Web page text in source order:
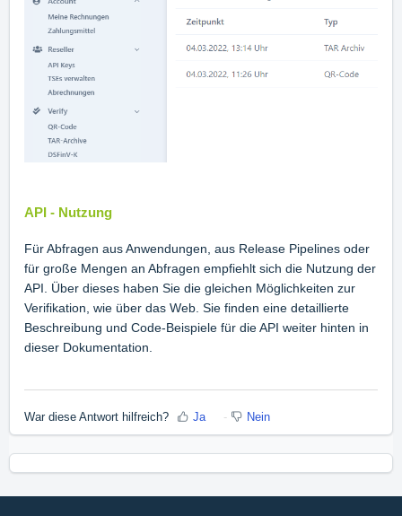
API - Nutzung
Für Abfragen aus Anwendungen, aus Release Pipelines oder
für große Mengen an Abfragen empfiehlt sich die Nutzung der
API. Über dieses haben Sie die gleichen Möglichkeiten zur
Verifikation, wie über das Web. Sie finden eine detaillierte
Beschreibung und Code-Beispiele für die API weiter hinten in
dieser Dokumentation.
War diese Antwort hilfreich? Ja Nein